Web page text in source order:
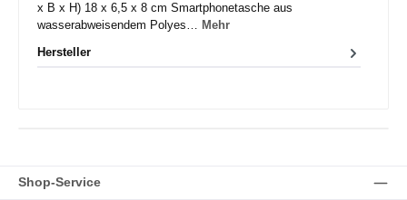
x B x H) 18 x 6,5 x 8 cm Smartphonetasche aus
wasserabweisendem Polyes… Mehr
Hersteller
Shop-Service